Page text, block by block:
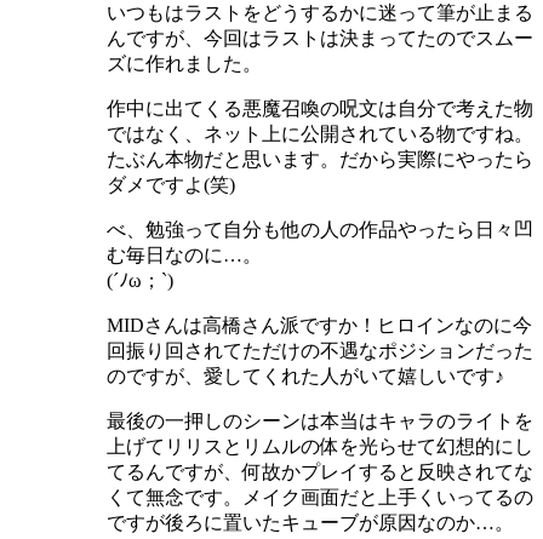
いつもはラストをどうするかに迷って筆が止まる
んですが、今回はラストは決まってたのでスムー
ズに作れました。
作中に出てくる悪魔召喚の呪文は自分で考えた物
ではなく、ネット上に公開されている物ですね。
たぶん本物だと思います。だから実際にやったら
ダメですよ(笑)
べ、勉強って自分も他の人の作品やったら日々凹
む毎日なのに…。
(´ﾉω；`)
MIDさんは高橋さん派ですか！ヒロインなのに今
回振り回されてただけの不遇なポジションだった
のですが、愛してくれた人がいて嬉しいです♪
最後の一押しのシーンは本当はキャラのライトを
上げてリリスとリムルの体を光らせて幻想的にし
てるんですが、何故かプレイすると反映されてな
くて無念です。メイク画面だと上手くいってるの
ですが後ろに置いたキューブが原因なのか…。